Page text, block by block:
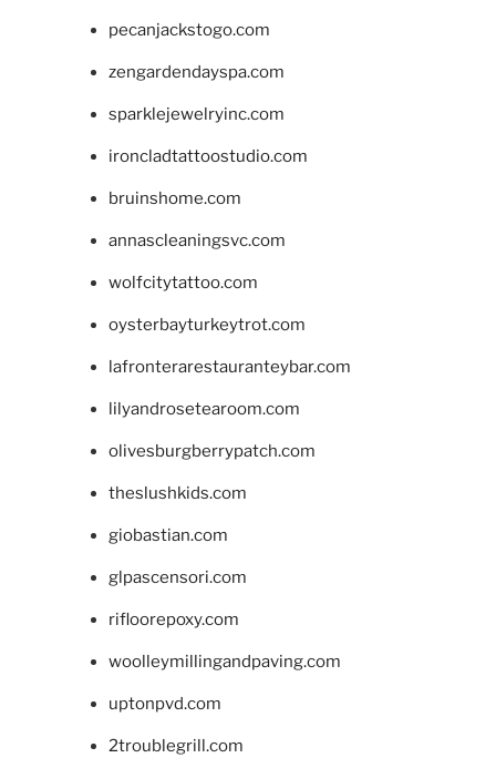
pecanjackstogo.com
zengardendayspa.com
sparklejewelryinc.com
ironcladtattoostudio.com
bruinshome.com
annascleaningsvc.com
wolfcitytattoo.com
oysterbayturkeytrot.com
lafronterarestauranteybar.com
lilyandrosetearoom.com
olivesburgberrypatch.com
theslushkids.com
giobastian.com
glpascensori.com
rifloorepoxy.com
woolleymillingandpaving.com
uptonpvd.com
2troublegrill.com